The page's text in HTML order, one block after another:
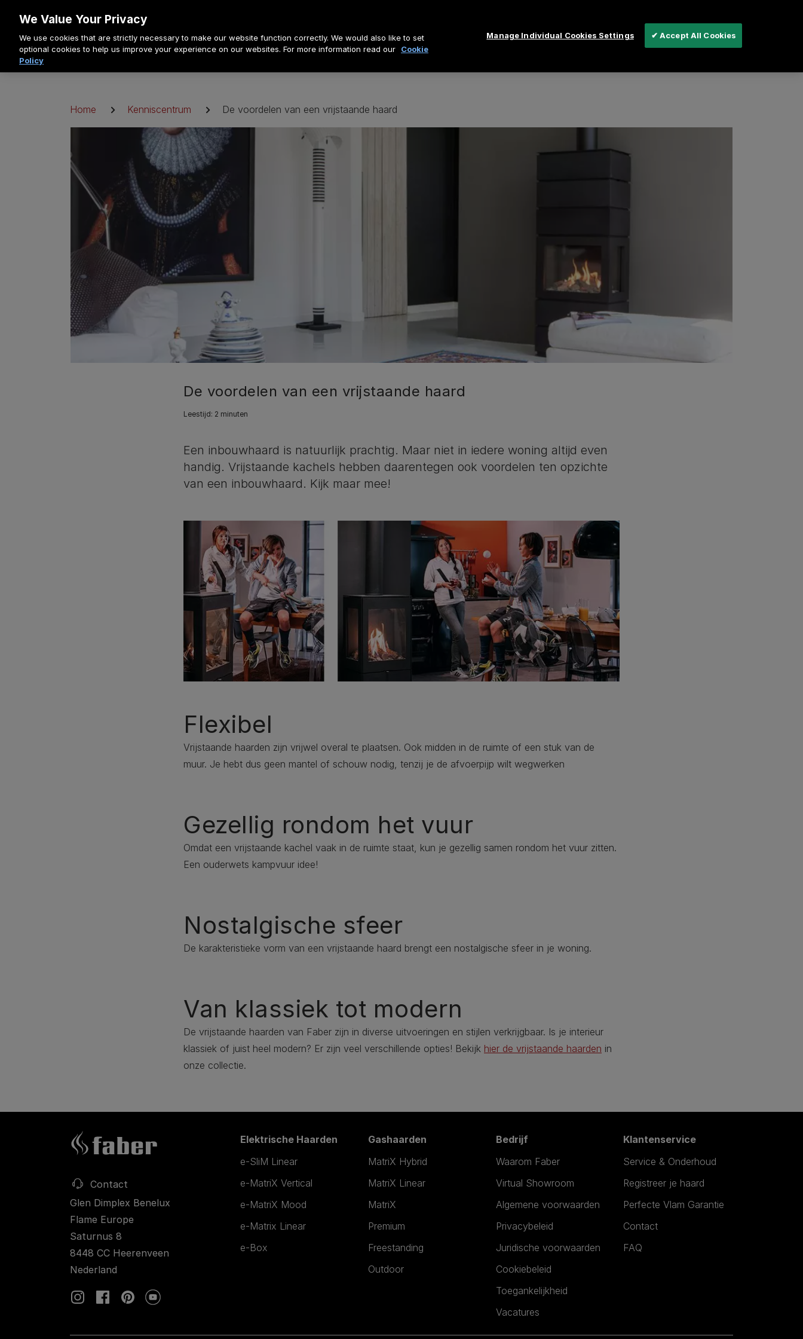
artikel
Kruimelpad
Home Kenniscentrum De voordelen van een vrijstaande haard
De voordelen van een vrijstaande haard
Leestijd: 2 minuten
Een inbouwhaard is natuurlijk prachtig. Maar niet in iedere woning altijd even
handig. Vrijstaande kachels hebben daarentegen ook voordelen ten opzichte
van een inbouwhaard. Kijk maar mee!
Flexibel
Vrijstaande haarden zijn vrijwel overal te plaatsen. Ook midden in de ruimte of een stuk van de
muur. Je hebt dus geen mantel of schouw nodig, tenzij je de afvoerpijp wilt wegwerken
Gezellig rondom het vuur
Omdat een vrijstaande kachel vaak in de ruimte staat, kun je gezellig samen rondom het vuur zitten.
Een ouderwets kampvuur idee!
Nostalgische sfeer
De karakteristieke vorm van een vrijstaande haard brengt een nostalgische sfeer in je woning.
Van klassiek tot modern
De vrijstaande haarden van Faber zijn in diverse uitvoeringen en stijlen verkrijgbaar. Is je interieur
klassiek of juist heel modern? Er zijn veel verschillende opties! Bekijk hier de vrijstaande haarden in
onze collectie.
Contact
Glen Dimplex Benelux
Flame Europe
Saturnus 8
8448 CC Heerenveen
Nederland
Elektrische Haarden
e-SliM Linear
e-MatriX Vertical
e-MatriX Mood
e-Matrix Linear
e-Box
Gashaarden
MatriX Hybrid
MatriX Linear
MatriX
Premium
Freestanding
Outdoor
Bedrijf
Waarom Faber
Virtual Showroom
Algemene voorwaarden
Privacybeleid
Juridische voorwaarden
Cookiebeleid
Toegankelijkheid
Vacatures
Klantenservice
Service & Onderhoud
Registreer je haard
Perfecte Vlam Garantie
Contact
FAQ
We Value Your Privacy
We use cookies that are strictly necessary to make our website function correctly. We would also like to set
optional cookies to help us improve your experience on our websites. For more information read our
Cookie
Policy
Manage Individual Cookies Settings ✔ Accept All Cookies